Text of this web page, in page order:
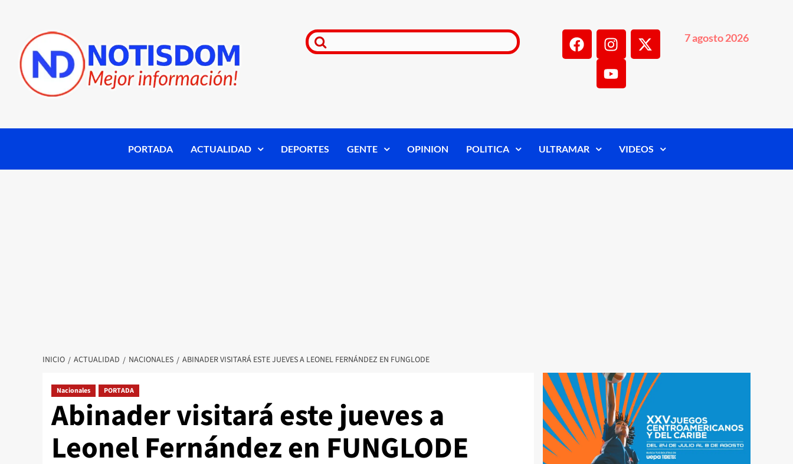
7 agosto 2026
PORTADA ACTUALIDAD DEPORTES GENTE OPINION POLITICA ULTRAMAR VIDEOS
INICIO ACTUALIDAD NACIONALES ABINADER VISITARÁ ESTE JUEVES A LEONEL FERNÁNDEZ EN FUNGLODE
Nacionales PORTADA
Abinader visitará este jueves a
Leonel Fernández en FUNGLODE